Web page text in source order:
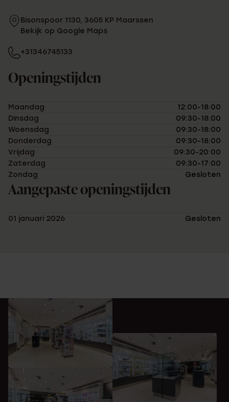
Bisonspoor 1130, 3605 KP Maarssen
Bekijk op Google Maps
+31346745133
Openingstijden
Maandag
12:00-18:00
Dinsdag
09:30-18:00
Woensdag
09:30-18:00
Donderdag
09:30-18:00
Vrijdag
09:30-20:00
Zaterdag
09:30-17:00
Zondag
Gesloten
Aangepaste openingstijden
01 januari 2026 Gesloten